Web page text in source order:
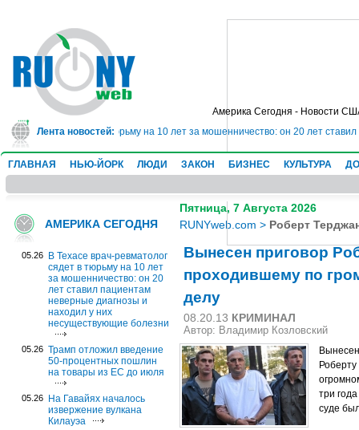
Америка Сегодня - Новости
Лента новостей:
ревматолог сядет в тюрьму на 10 лет за мошенничество: он 20 лет
ГЛАВНАЯ НЬЮ-ЙОРК ЛЮДИ ЗАКОН БИЗНЕС КУЛЬТУРА
АМЕРИКА СЕГОДНЯ
05.26
В Техасе врач-ревматолог
сядет в тюрьму на 10 лет
за мошенничество: он 20
лет ставил пациентам
неверные диагнозы и
находил у них
несуществующие болезни
05.26 Трамп отложил введение
50-процентных пошлин
на товары из ЕС до июля
05.26
На Гавайях началось
извержение вулкана
Килауэа
Пятница, 7 Августа 2026
RUNYweb.com > Роберт
Вынесен приговор
проходившему по
делу
08.20.13 КРИМИНАЛ
Автор: Владимир Козловский
три
суде